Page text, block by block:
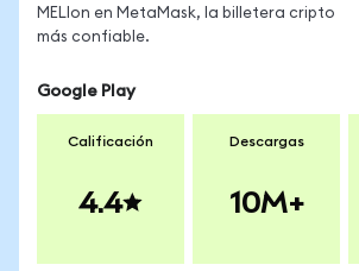
MELIon en MetaMask, la billetera cripto
más confiable.
Google Play
Calificación
4.4
Descargas
10M+